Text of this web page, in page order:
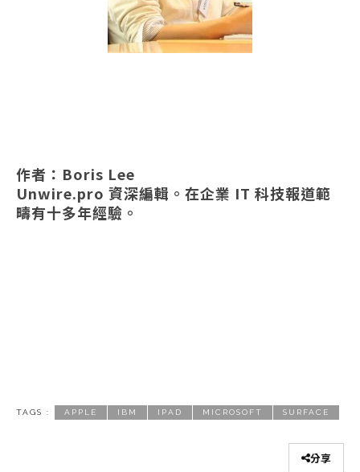
作者：Boris Lee
Unwire.pro 資深編輯。在企業 IT 科技報道範
疇有十多年經驗。
TAGS : APPLE IBM IPAD MICROSOFT SURFACE
分享